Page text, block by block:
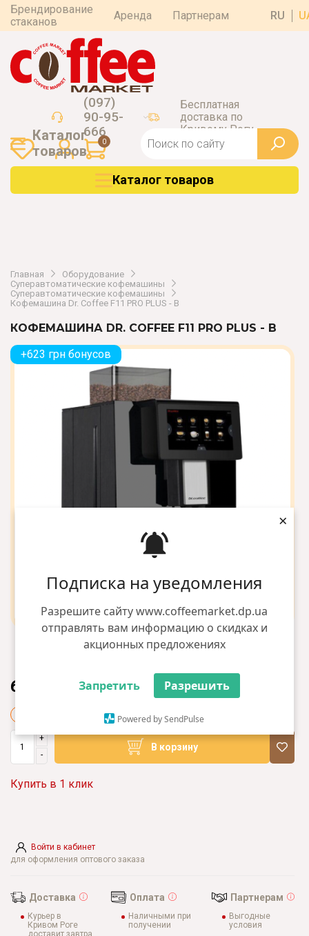
Подписка на уведомления
Разрешите сайту www.coffeemarket.dp.ua
отправлять вам информацию о скидках и
акционных предложениях
Запретить Разрешить
Powered by SendPulse
×
Брендирование
стаканов
Аренда Партнерам RU
(097)
90-95-
666
Бесплатная
доставка по
Кривому Рогу
0
Каталог
товаров
Каталог товаров
Главная
Оборудование
Суперавтоматические кофемашины
Суперавтоматические кофемашины
Кофемашина Dr. Coffee F11 PRO PLUS - B
КОФЕМАШИНА DR. COFFEE F11 PRO PLUS - B
+623 грн бонусов
62399.00 грн
+623 грн бонусов
+
-
В корзину
Купить в 1 клик
Войти в кабинет
для оформления оптового заказа
Доставка
Курьер в
Кривом Роге
доставит завтра
Оплата
Наличными при
получении
Партнерам
Выгодные
условия